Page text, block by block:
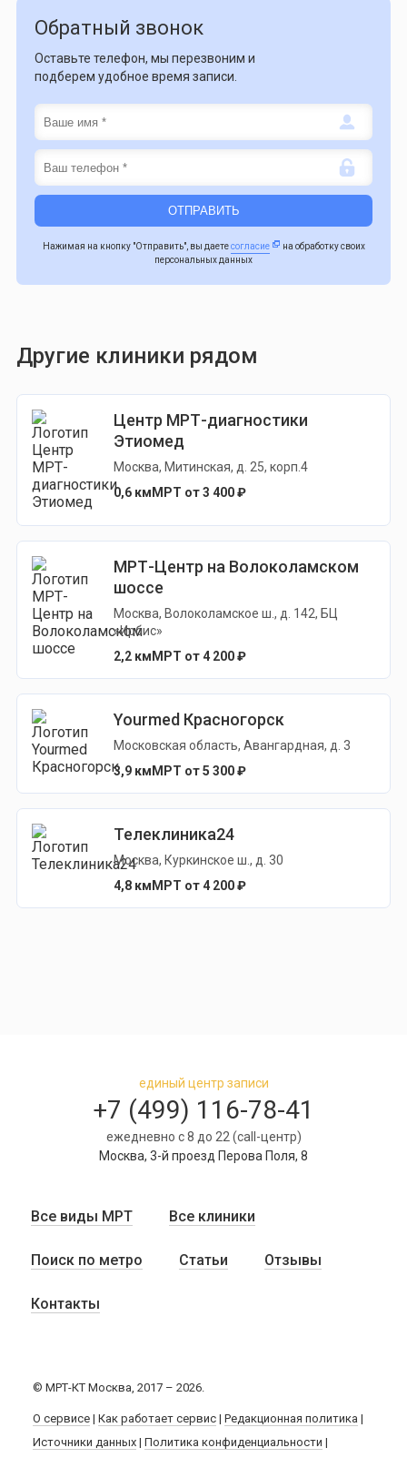
Обратный звонок
Оставьте телефон, мы перезвоним и
подберем удобное время записи.
Нажимая на кнопку "Отправить", вы даетесогласие
на обработку своих
персональных данных
Другие клиники рядом
Центр МРТ-диагностики
Этиомед
Москва, Митинcкая, д. 25, корп.4
0,6 км МРТ от 3 400 ₽
МРТ-Центр на Волоколамском
шоссе
Москва, Волоколамское ш., д. 142, БЦ
«Ирбис»
2,2 км МРТ от 4 200 ₽
Yourmed Красногорск
Московская область, Авангардная, д. 3
3,9 км МРТ от 5 300 ₽
Телеклиника24
Москва, Куркинское ш., д. 30
4,8 км МРТ от 4 200 ₽
единый центр записи
+7 (499) 116-78-41
ежедневно с 8 до 22 (call-центр)
Москва, 3-й проезд Перова Поля, 8
Все виды МРТ Все клиники
Поиск по метро Статьи Отзывы
Контакты
© МРТ-КТ Москва, 2017 – 2026.
О сервисе| Как работает сервис| Редакционная политика |
Источники данных| Политика конфиденциальности |